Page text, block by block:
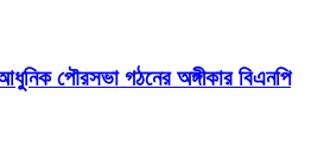
পৌরসভা গঠনের অঙ্গীকার বিএনপি